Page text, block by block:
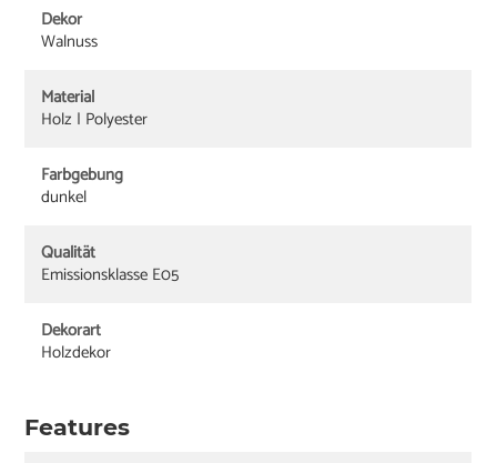
Dekor
Walnuss
Material
Holz | Polyester
Farbgebung
dunkel
Qualität
Emissionsklasse E05
Dekorart
Holzdekor
Features